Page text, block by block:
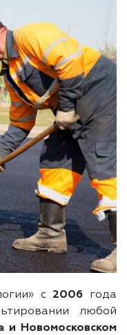
с 2006 года
любой
и Новомосковском